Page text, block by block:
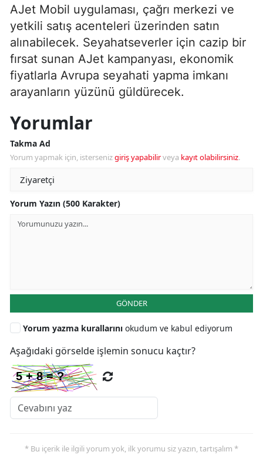
AJet Mobil uygulaması, çağrı merkezi ve
yetkili satış acenteleri üzerinden satın
alınabilecek. Seyahatseverler için cazip bir
fırsat sunan AJet kampanyası, ekonomik
fiyatlarla Avrupa seyahati yapma imkanı
arayanların yüzünü güldürecek.
Yorumlar
Takma Ad
Yorum yapmak için, istersenizgiriş yapabilirveya kayıt olabilirsiniz.
Yorum Yazın (500 Karakter)
GÖNDER
Yorum yazma kurallarını okudum ve kabul ediyorum
Aşağıdaki görselde işlemin sonucu kaçtır?
* Bu içerik ile ilgili yorum yok, ilk yorumu siz yazın, tartışalım *